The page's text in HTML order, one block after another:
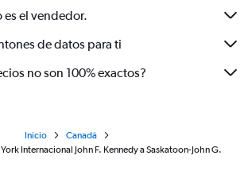
el vendedor.
de datos para ti
no son 100% exactos?
Inicio
Canadá
Internacional John F. Kennedy a Saskatoon-John G.